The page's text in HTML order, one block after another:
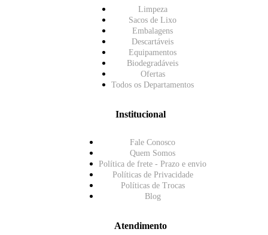
Limpeza
Sacos de Lixo
Embalagens
Descartáveis
Equipamentos
Biodegradáveis
Ofertas
Todos os Departamentos
Institucional
Fale Conosco
Quem Somos
Política de frete - Prazo e envio
Políticas de Privacidade
Políticas de Trocas
Blog
Atendimento